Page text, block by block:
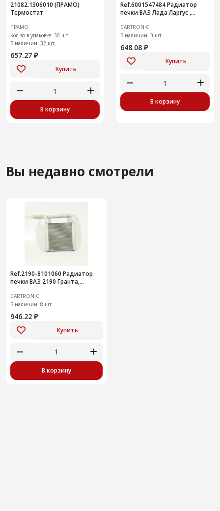
21082.1306010 (ПРАМО)
Термостат
ПРАМО
Кол-во в упаковке: 30 шт.
В наличии: 32 шт.
657.27 ₽
Купить
В корзину
Ref.6001547484 Радиатор
печки ВАЗ Лада Ларгус ,
CRTR0115378 )
CARTRONIC
В наличии: 3 шт.
648.08 ₽
Купить
В корзину
Вы недавно смотрели
Ref.2190-8101060 Радиатор
печки ВАЗ 2190 Гранта,
CARTRONIC
В наличии: 8 шт.
946.22 ₽
Купить
В корзину